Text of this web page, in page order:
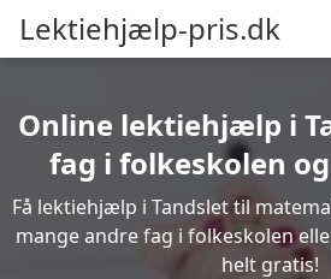
Lektiehjælp-pris.dk
Online lektiehjælp i
fag i folkeskolen
Få lektiehjælp i Tandslet til
mange andre fag i folkeskolen
helt gratis!